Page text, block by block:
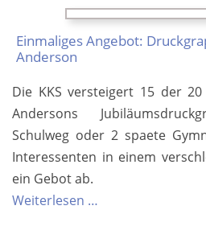
Einmaliges Angebot:
Anderson
Die KKS versteigert 15 der
Andersons
Schulweg oder 2 spaete
Interessenten in einem
ein Gebot ab.
Weiterlesen …